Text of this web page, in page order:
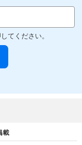
てください。
載